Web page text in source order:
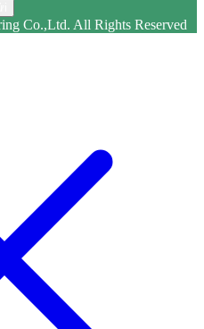
Co.,Ltd. All Rights Reserved